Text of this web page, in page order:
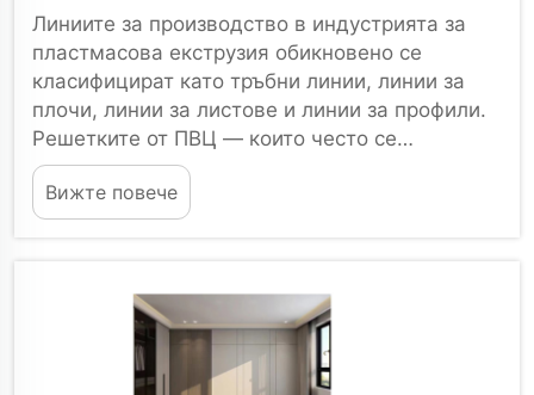
Линиите за производство в индустрията за
пластмасова екструзия обикновено се
класифицират като тръбни линии, линии за
плочи, линии за листове и линии за профили.
Решетките от ПВЦ — които често се
използват като подови килимчета, пешеходни
мостчета, противоплъзгащи повърхности и
промишлени подове — следователно...
Вижте повече